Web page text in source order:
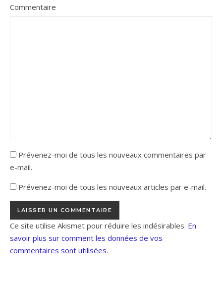
Commentaire
Prévenez-moi de tous les nouveaux commentaires par
e-mail.
Prévenez-moi de tous les nouveaux articles par e-mail.
Ce site utilise Akismet pour réduire les indésirables. En
savoir plus sur comment les données de vos
commentaires sont utilisées.